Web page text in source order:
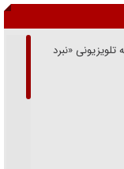
تلویزیونی «نبرد